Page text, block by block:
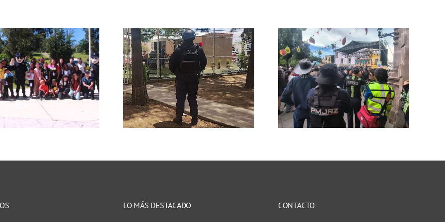
Resguardan Policía
Estatal Preventiva
y corporaciones
municipales
encuentros
deportivos en
Guadalupe y Jerez
Refuerzan
vigilancia para
preservar la
tranquilidad
durante eventos
masivos en
municipios de
Zacatecas
LO MÁS DESTACADO CONTACTO